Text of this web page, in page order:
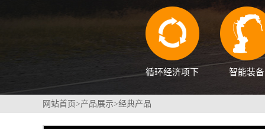
循环经济项下 智能装备
网站首页>产品展示>经典产品